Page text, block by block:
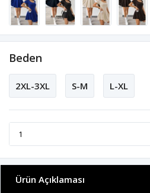
Beden
2XL-3XL S-M L-XL
Ürün Açıklaması